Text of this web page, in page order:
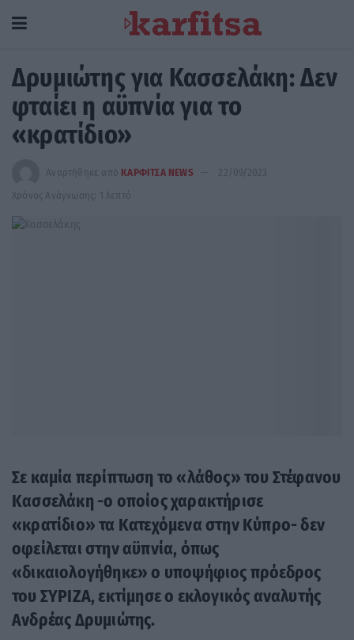
Δρυμιώτης για Κασσελάκη: Δεν
φταίει η αϋπνία για το
«κρατίδιο»
Αναρτήθηκε από ΚΑΡΦΙΤΣΑ NEWS
22/09/2023
Χρόνος Ανάγνωσης: 1 λεπτό
Σε καμία περίπτωση το «λάθος» του Στέφανου
Κασσελάκη -ο οποίος χαρακτήρισε
«κρατίδιο» τα Kατεχόμενα στην Κύπρο- δεν
οφείλεται στην αϋπνία, όπως
«δικαιολογήθηκε» ο υποψήφιος πρόεδρος
του ΣΥΡΙΖΑ, εκτίμησε ο εκλογικός αναλυτής
Ανδρέας Δρυμιώτης.